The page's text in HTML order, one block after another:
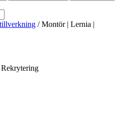
/Montör | Lernia |